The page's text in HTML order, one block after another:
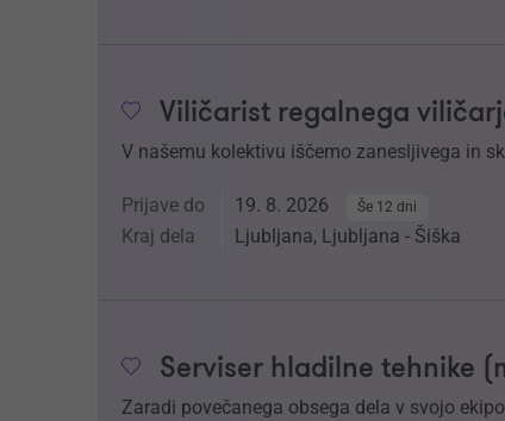
Viličarist regalnega
V našemu kolektivu iščemo zanesljivega in
Prijave do 19. 8. 2026 Še 12 dni
Kraj dela Ljubljana, Ljubljana - Šiška
Serviser hladilne tehnike
Zaradi povečanega obsega dela v svojo